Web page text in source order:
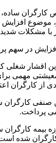
موضوع
با مشکلات
در سهم
اقشار
معیشتی مهمی
از کارگران
کارگران
پرداخت.
بیمه
شده